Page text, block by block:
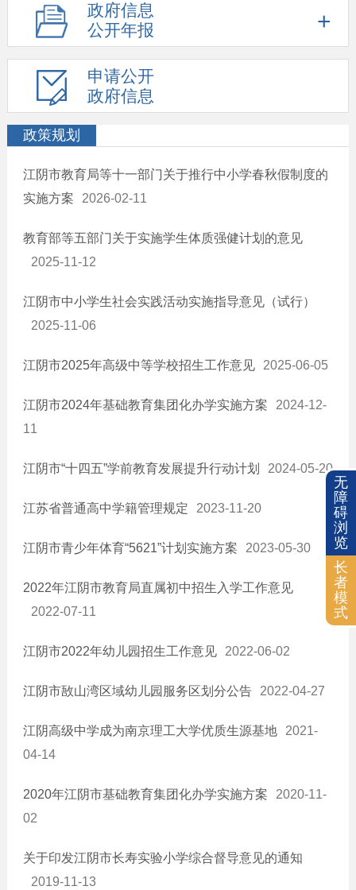
重大项目
价格收费
年度专项资金项目指南
重大民生信息
公益救助
食品安全
环境保护
就业创业
民办学校监督
随迁子女入学
学区划分
质量信息
降低要素成本信息
税收优惠
基层政务信息
农业供给侧改革
涉农补贴
国有企业
政府信息
公开年报
申请公开
政府信息
政策规划
江阴市教育局等十一部门关于推行中小学春秋假制度的
实施方案
2026-02-11
教育部等五部门关于实施学生体质强健计划的意见
2025-11-12
江阴市中小学生社会实践活动实施指导意见（试行）
2025-11-06
江阴市2025年高级中等学校招生工作意见 2025-06-05
江阴市2024年基础教育集团化办学实施方案
2024-12-
11
江阴市“十四五”学前教育发展提升行动计划 2024-05-20
江苏省普通高中学籍管理规定 2023-11-20
江阴市青少年体育“5621”计划实施方案 2023-05-30
2022年江阴市教育局直属初中招生入学工作意见
2022-07-11
江阴市2022年幼儿园招生工作意见 2022-06-02
江阴市敔山湾区域幼儿园服务区划分公告 2022-04-27
江阴高级中学成为南京理工大学优质生源基地
2021-
04-14
2020年江阴市基础教育集团化办学实施方案
2020-11-
02
关于印发江阴市长寿实验小学综合督导意见的通知
2019-11-13
无
障
碍
浏
览
长
者
模
式